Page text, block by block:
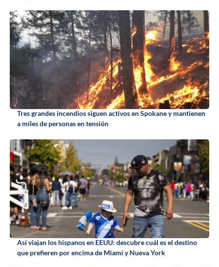
Tres grandes incendios siguen activos en Spokane y mantienen
a miles de personas en tensión
Así viajan los hispanos en EEUU: descubre cuál es el destino
que prefieren por encima de Miami y Nueva York